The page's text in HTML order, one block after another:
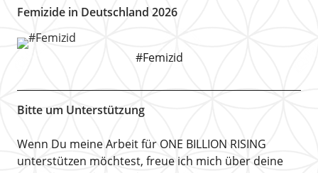
Femizide in Deutschland 2026
#Femizid
Bitte um Unterstützung
Wenn Du meine Arbeit für ONE BILLION RISING
unterstützen möchtest, freue ich mich über deine